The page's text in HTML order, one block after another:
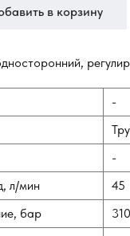
в корзину
-
-
л/мин
45
бар
310